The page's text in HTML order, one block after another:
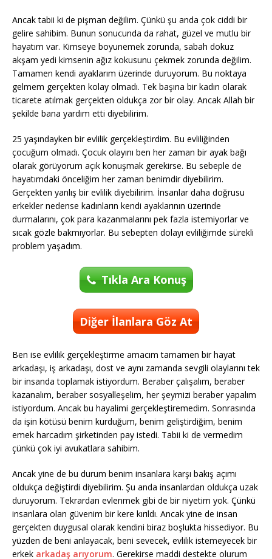
Ancak tabii ki de pişman değilim. Çünkü şu anda çok ciddi bir
gelire sahibim. Bunun sonucunda da rahat, güzel ve mutlu bir
hayatım var. Kimseye boyunemek zorunda, sabah dokuz
akşam yedi kimsenin ağız kokusunu çekmek zorunda değilim.
Tamamen kendi ayaklarım üzerinde duruyorum. Bu noktaya
gelmem gerçekten kolay olmadı. Tek başına bir kadın olarak
ticarete atılmak gerçekten oldukça zor bir olay. Ancak Allah bir
şekilde bana yardım etti diyebilirim.
25 yaşındayken bir evlilik gerçekleştirdim. Bu evliliğinden
çocuğum olmadı. Çocuk olayını ben her zaman bir ayak bağı
olarak görüyorum açık konuşmak gerekirse. Bu sebeple de
hayatımdaki önceliğim her zaman benimdir diyebilirim.
Gerçekten yanlış bir evlilik diyebilirim. İnsanlar daha doğrusu
erkekler nedense kadınların kendi ayaklarının üzerinde
durmalarını, çok para kazanmalarını pek fazla istemiyorlar ve
sıcak gözle bakmıyorlar. Bu sebepten dolayı evliliğimde sürekli
problem yaşadım.
Tıkla Ara Konuş
Diğer İlanlara Göz At
Ben ise evlilik gerçekleştirme amacım tamamen bir hayat
arkadaşı, iş arkadaşı, dost ve aynı zamanda sevgili olaylarını tek
bir insanda toplamak istiyordum. Beraber çalışalım, beraber
kazanalım, beraber sosyalleşelim, her şeymizi beraber yapalım
istiyordum. Ancak bu hayalimi gerçekleştiremedim. Sonrasında
da işin kötüsü benim kurduğum, benim geliştirdiğim, benim
emek harcadım şirketinden pay istedi. Tabii ki de vermedim
çünkü çok iyi avukatlara sahibim.
Ancak yine de bu durum benim insanlara karşı bakış açımı
oldukça değiştirdi diyebilirim. Şu anda insanlardan oldukça uzak
duruyorum. Tekrardan evlenmek gibi de bir niyetim yok. Çünkü
insanlara olan güvenim bir kere kırıldı. Ancak yine de insan
gerçekten duygusal olarak kendini biraz boşlukta hissediyor. Bu
yüzden de beni anlayacak, beni sevecek, evlilik istemeyecek bir
erkek arkadaş arıyorum. Gerekirse maddi destekte olurum